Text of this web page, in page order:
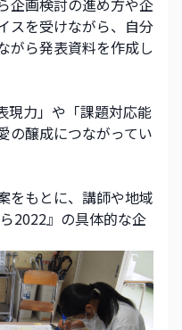
スを受けながら、自分
がら発表資料を作成し
現力」や「課題対応能
の醸成につながってい
をもとに、講師や地域
2022』の具体的な企